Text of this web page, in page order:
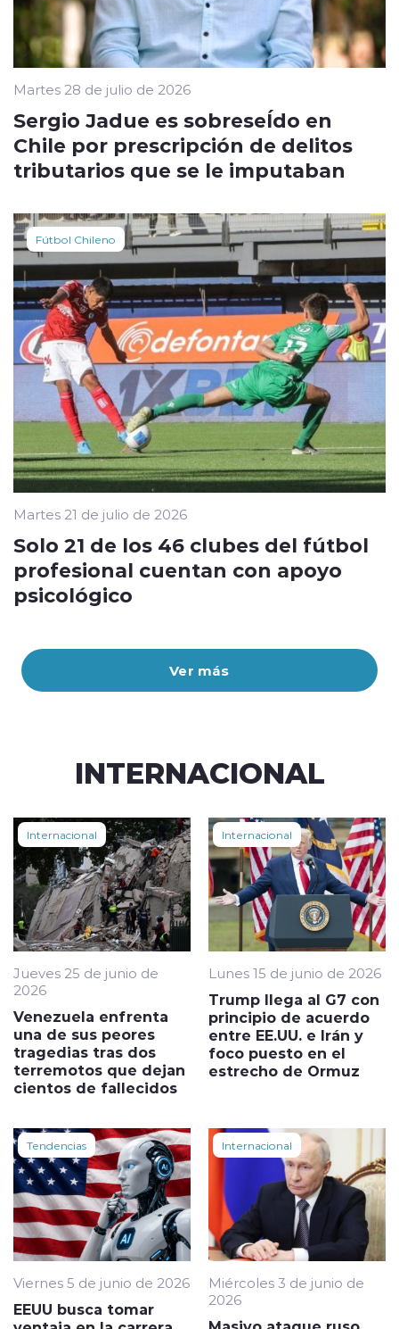
Ver más
Martes 28 de julio de 2026
Sergio Jadue es sobreseÍdo en
Chile por prescripción de delitos
tributarios que se le imputaban
Fútbol Chileno
Martes 21 de julio de 2026
Solo 21 de los 46 clubes del fútbol
profesional cuentan con apoyo
psicológico
INTERNACIONAL
Internacional
Jueves 25 de junio de
2026
Venezuela enfrenta
una de sus peores
tragedias tras dos
terremotos que dejan
cientos de fallecidos
Internacional
Lunes 15 de junio de 2026
Trump llega al G7 con
principio de acuerdo
entre EE.UU. e Irán y
foco puesto en el
estrecho de Ormuz
Tendencias
Viernes 5 de junio de 2026
EEUU busca tomar
Internacional
Miércoles 3 de junio de
2026